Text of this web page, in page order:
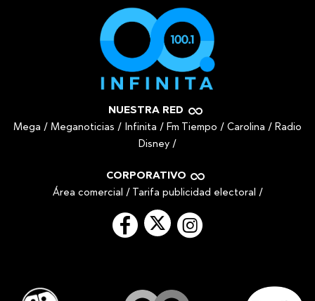
NUESTRA RED
Mega / Meganoticias / Infinita / Fm Tiempo / Carolina / Radio
Disney /
CORPORATIVO
Área comercial / Tarifa publicidad electoral /